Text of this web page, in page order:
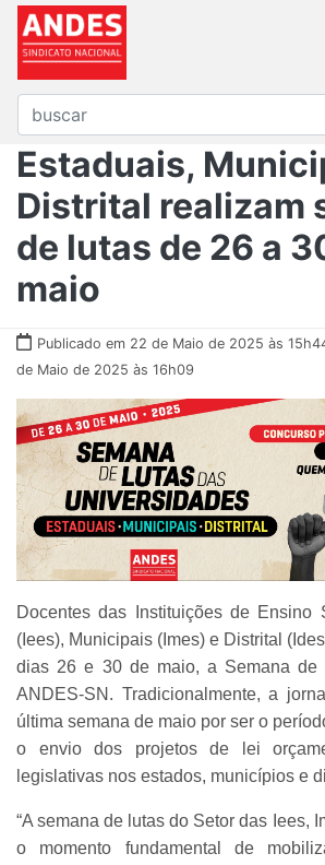
Estaduais,
Distrital realizam
de lutas de 26 a
maio
Publicado em 22 de Maio de 2025 às
de Maio de 2025 às 16h09
Docentes das Instituições de Ensino
(Iees), Municipais (Imes) e Distrital
dias 26 e 30 de maio, a Semana de
ANDES-SN. Tradicionalmente, a
última semana de maio por ser o
o envio dos projetos de lei
legislativas nos estados, municípios e
“A semana de lutas do Setor das Iees,
o momento fundamental de